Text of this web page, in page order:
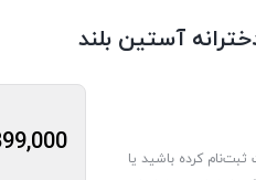
آستین بلند
کرده باشید یا